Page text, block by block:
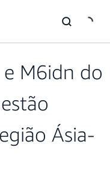
M6idn do
Ásia-